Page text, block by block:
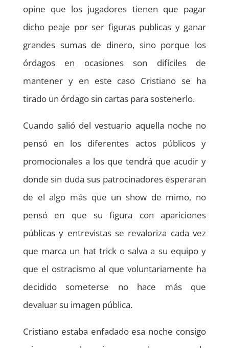
opine que los jugadores tienen que pagar
dicho peaje por ser figuras publicas y ganar
grandes sumas de dinero, sino porque los
órdagos en ocasiones son difíciles de
mantener y en este caso Cristiano se ha
tirado un órdago sin cartas para sostenerlo.
Cuando salió del vestuario aquella noche no
pensó en los diferentes actos públicos y
promocionales a los que tendrá que acudir y
donde sin duda sus patrocinadores esperaran
de el algo más que un show de mimo, no
pensó en que su figura con apariciones
públicas y entrevistas se revaloriza cada vez
que marca un hat trick o salva a su equipo y
que el ostracismo al que voluntariamente ha
decidido someterse no hace más que
devaluar su imagen pública.
Cristiano estaba enfadado esa noche consigo